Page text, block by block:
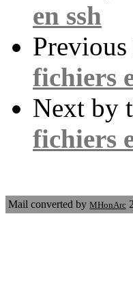
en ssh
fichiers
Next by
fichiers
Mail converted by MHonArc